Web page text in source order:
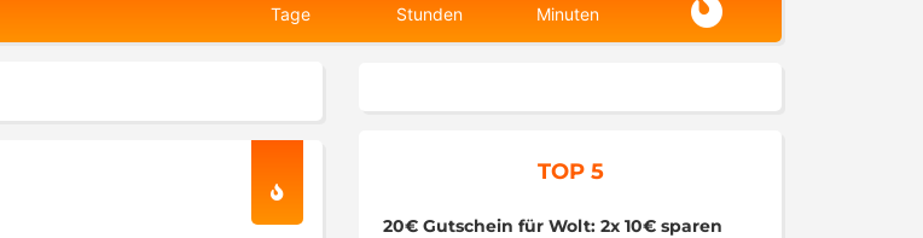
Tage Stunden Minuten
TOP 5
20€ Gutschein für Wolt: 2x 10€ sparen